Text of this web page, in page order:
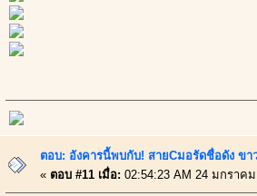
ตอบ: อังคารนี้พบกับ! สายCมอรัดชื่อดัง ขา
« ตอบ #11 เมื่อ: 02:54:23 AM 24 มกราค